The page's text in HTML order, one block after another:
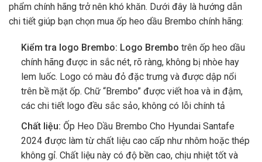
phẩm chính hãng trở nên khó khăn. Dưới đây là hướng dẫn
chi tiết giúp bạn chọn mua ốp heo dầu Brembo chính hãng:
Kiểm tra logo Brembo: Logo Brembo trên ốp heo dầu
chính hãng được in sắc nét, rõ ràng, không bị nhòe hay
lem luốc. Logo có màu đỏ đặc trưng và được dập nổi
trên bề mặt ốp. Chữ “Brembo” được viết hoa và in đậm,
các chi tiết logo đều sắc sảo, không có lỗi chính tả
Chất liệu: Ốp Heo Dầu Brembo Cho Hyundai Santafe
2024được làm từ chất liệu cao cấp như nhôm hoặc thép
không gỉ. Chất liệu này có độ bền cao, chịu nhiệt tốt và